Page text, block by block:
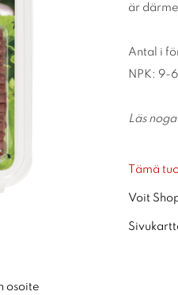
är
Antal i
NPK: 9-
Läs
Tämä
Voit
osoite